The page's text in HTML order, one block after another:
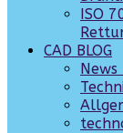
ISO
CAD BLOG
News